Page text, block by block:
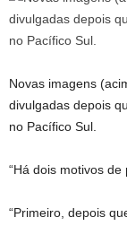
Novas imagens
divulgadas depois
no Pacífico Sul.
“Há dois motivos de
“Primeiro, depois